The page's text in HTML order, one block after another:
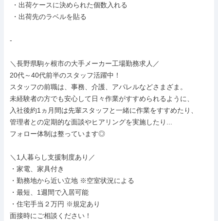
-
＼長野県駒ヶ根市の大手メーカー工場勤務求人／
20代～40代前半のスタッフ活躍中！
スタッフの前職は、事務、介護、アパレルなどさまざま。
未経験者の方でも安心して日々作業がすすめられるように、
入社後約1ヵ月間は先輩スタッフと一緒に作業をすすめたり、
管理者との定期的な面談やヒアリングを実施したり...
フォロー体制は整っています◎
＼1人暮らし支援制度あり／
・家電、家具付き
・勤務地から近い立地 ※空室状況による
・最短、1週間で入居可能
・住宅手当２万円 ※規定あり
面接時にご相談ください！